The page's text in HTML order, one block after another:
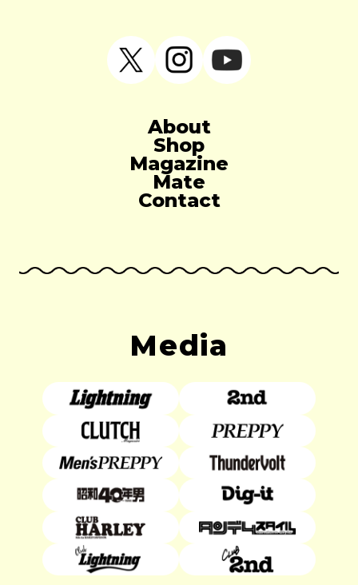
About
Shop
Magazine
Mate
Contact
Media